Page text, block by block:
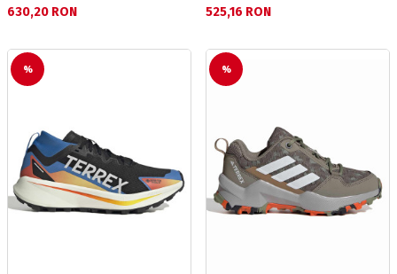
Текуща цена:
630,20 RON Текуща цена:
525,16 RON
% %